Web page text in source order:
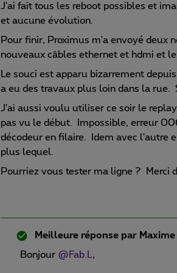
J'ai fait tous les reboot possibles et
et aucune évolution.
Pour finir, Proximus m'a envoyé deux
nouveaux câbles ethernet et hdmi et
Le souci est apparu bizarrement
a eu des travaux plus loin dans la rue.
J'ai aussi voulu utiliser ce soir le
pas vu le début. Impossible, erreur
décodeur en filaire. Idem avec l'autre
plus lequel.
Pourriez vous tester ma ligne ? Merci
Meilleure réponse par Maxime
Bonjour ​ @Fab.L,